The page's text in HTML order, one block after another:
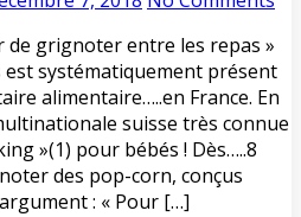
de grignoter entre les repas »
est systématiquement présent
alimentaire…..en France. En
suisse très connue
»(1) pour bébés ! Dès…..8
des pop-corn, conçus
: « Pour […]